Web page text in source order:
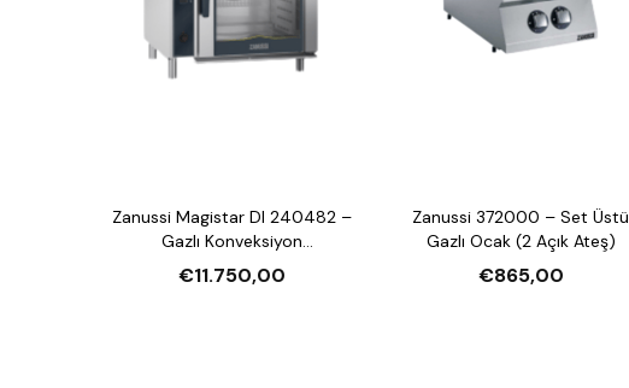
Zanussi Magistar DI 240482 –
Gazlı Konveksiyon
Nemlendirmeli Fırın (20xGN2/1,
Crosswise)
€11.750,00
Zanussi 372000 – Set Üstü
Gazlı Ocak (2 Açık Ateş)
€865,00